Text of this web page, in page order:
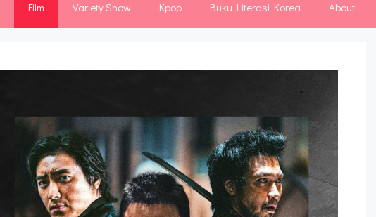
Film Variety Show Kpop Buku Literasi Korea About